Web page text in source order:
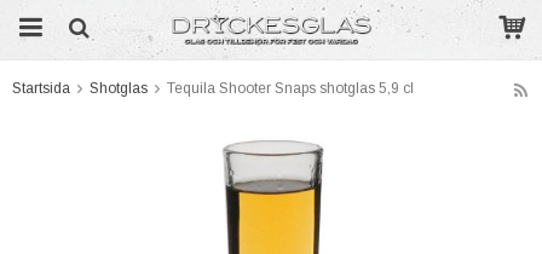
Startsida Shotglas Tequila Shooter Snaps shotglas 5,9 cl